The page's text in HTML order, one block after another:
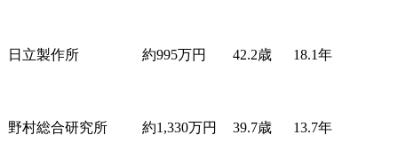
日立製作所 約995万円 42.2歳 18.1年
野村総合研究所 約1,330万円 39.7歳 13.7年